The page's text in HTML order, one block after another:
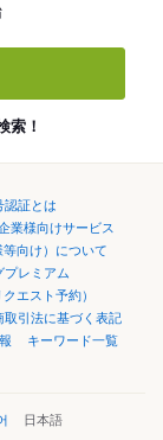
索！
認証とは
業様向けサービス
向け）について
プレミアム
エスト予約）
取引法に基づく表記
キーワード一覧
日本語